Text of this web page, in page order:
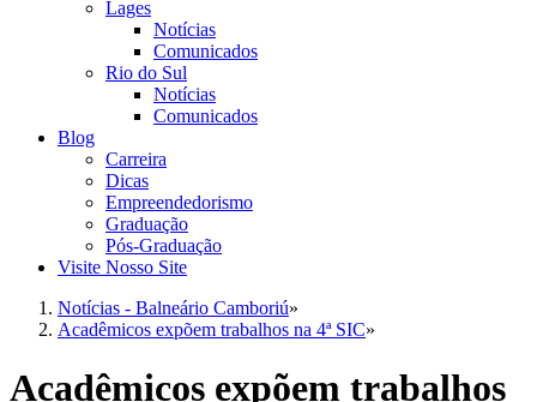
Lages
Notícias
Comunicados
Rio do Sul
Notícias
Comunicados
Blog
Carreira
Dicas
Empreendedorismo
Graduação
Pós-Graduação
Visite Nosso Site
Notícias - Balneário Camboriú»
Acadêmicos expõem trabalhos na 4ª SIC»
Acadêmicos expõem trabalhos